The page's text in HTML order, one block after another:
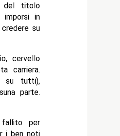
del titolo
in
su
cervello
carriera.
su tutti),
parte.
fallito per
i ben noti